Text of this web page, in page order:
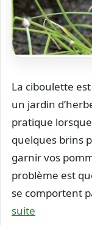
La ciboulette
un jardin
pratique
quelques brins
garnir vos
problème est
se comportent
suite